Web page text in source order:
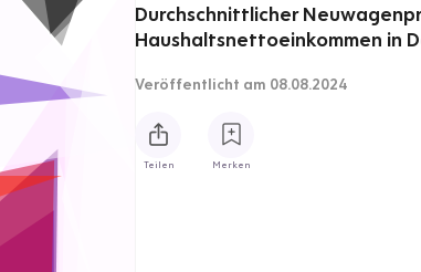
Durchschnittlicher
Haushaltsnettoeinkommen in
Veröffentlicht am 08.08.2024
Teilen Merken